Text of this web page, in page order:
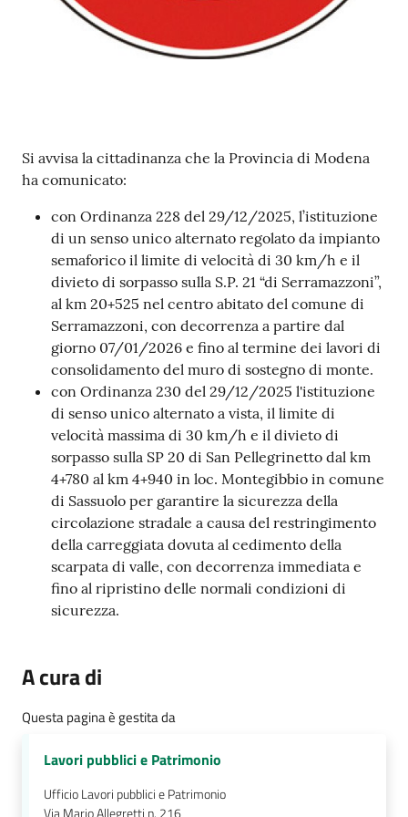
argomenti...
Contenuto
Si avvisa la cittadinanza che la Provincia di Modena
ha comunicato:
con Ordinanza 228 del 29/12/2025, l’istituzione
di un senso unico alternato regolato da impianto
semaforico il limite di velocità di 30 km/h e il
divieto di sorpasso sulla S.P. 21 “di Serramazzoni”,
al km 20+525 nel centro abitato del comune di
Serramazzoni, con decorrenza a partire dal
giorno 07/01/2026 e fino al termine dei lavori di
consolidamento del muro di sostegno di monte.
con Ordinanza 230 del 29/12/2025 l'istituzione
di senso unico alternato a vista, il limite di
velocità massima di 30 km/h e il divieto di
sorpasso sulla SP 20 di San Pellegrinetto dal km
4+780 al km 4+940 in loc. Montegibbio in comune
di Sassuolo per garantire la sicurezza della
circolazione stradale a causa del restringimento
della carreggiata dovuta al cedimento della
scarpata di valle, con decorrenza immediata e
fino al ripristino delle normali condizioni di
sicurezza.
A cura di
Questa pagina è gestita da
Lavori pubblici e Patrimonio
Ufficio Lavori pubblici e Patrimonio